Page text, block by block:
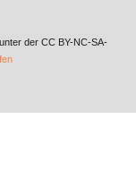
der CC BY-NC-SA-